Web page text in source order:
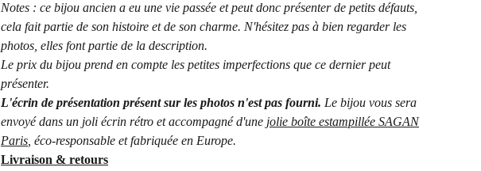
Notes : ce bijou ancien a eu une vie passée et peut donc présenter de petits défauts,
cela fait partie de son histoire et de son charme. N'hésitez pas à bien regarder les
photos, elles font partie de la description.
Le prix du bijou prend en compte les petites imperfections que ce dernier peut
présenter.
L'écrin de présentation présent sur les photos n'est pas fourni. Le bijou vous sera
envoyé dans un joli écrin rétro et accompagné d'une jolie boîte estampillée SAGAN
Paris , éco-responsable et fabriquée en Europe.
Livraison & retours